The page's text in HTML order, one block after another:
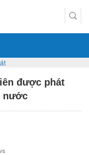
được phát
nước